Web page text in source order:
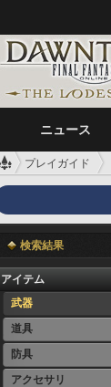
ニュース
プレイガイド
検索結果
アイテム
武器
道具
防具
アクセサリ